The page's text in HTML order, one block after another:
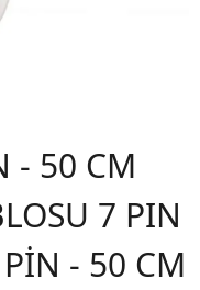
- 50 CM
7 PIN
- 50 CM